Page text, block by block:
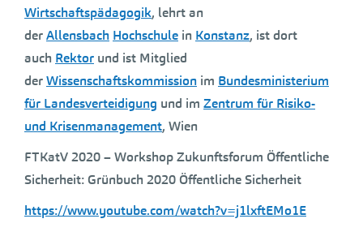
Wirtschaftspädagogik, lehrt an
derAllensbach Hochschule in Konstanz, ist dort
auch Rektor und ist Mitglied
derWissenschaftskommission im Bundesministerium
für Landesverteidigung und im Zentrum für Risiko-
und Krisenmanagement, Wien
FTKatV 2020 – Workshop Zukunftsforum Öffentliche
Sicherheit: Grünbuch 2020 Öffentliche Sicherheit
https://www.youtube.com/watch?v=j1lxftEMo1E